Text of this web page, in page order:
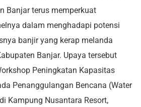
Banjar terus memperkuat
dalam menghadapi potensi
banjir yang kerap melanda
Banjar. Upaya tersebut
Peningkatan Kapasitas
Penanggulangan Bencana (Water
Kampung Nusantara Resort,